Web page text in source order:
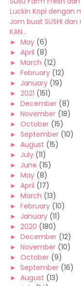
Luckin Kopi dengan
Jom buat SUSHI
KAN...
► May (6)
► April (8)
► March (12)
► February (12)
► January (19)
► 2021 (151)
► December (8)
► November (18)
► October (15)
► September (10)
► August (15)
► July (11)
► June (15)
► May (8)
► April (17)
► March (13)
► February (10)
► January (11)
► 2020 (180)
► December (12)
► November (10)
► October (9)
► September (16)
► August (13)